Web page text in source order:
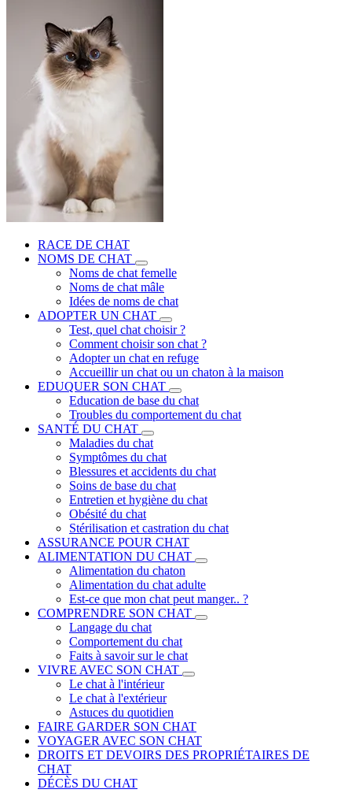
RACE DE CHAT
NOMS DE CHAT
Noms de chat femelle
Noms de chat mâle
Idées de noms de chat
ADOPTER UN CHAT
Test, quel chat choisir ?
Comment choisir son chat ?
Adopter un chat en refuge
Accueillir un chat ou un chaton à la maison
EDUQUER SON CHAT
Education de base du chat
Troubles du comportement du chat
SANTÉ DU CHAT
Maladies du chat
Symptômes du chat
Blessures et accidents du chat
Soins de base du chat
Entretien et hygiène du chat
Obésité du chat
Stérilisation et castration du chat
ASSURANCE POUR CHAT
ALIMENTATION DU CHAT
Alimentation du chaton
Alimentation du chat adulte
Est-ce que mon chat peut manger.. ?
COMPRENDRE SON CHAT
Langage du chat
Comportement du chat
Faits à savoir sur le chat
VIVRE AVEC SON CHAT
Le chat à l'intérieur
Le chat à l'extérieur
Astuces du quotidien
FAIRE GARDER SON CHAT
VOYAGER AVEC SON CHAT
DROITS ET DEVOIRS DES PROPRIÉTAIRES DE
CHAT
DÉCÈS DU CHAT